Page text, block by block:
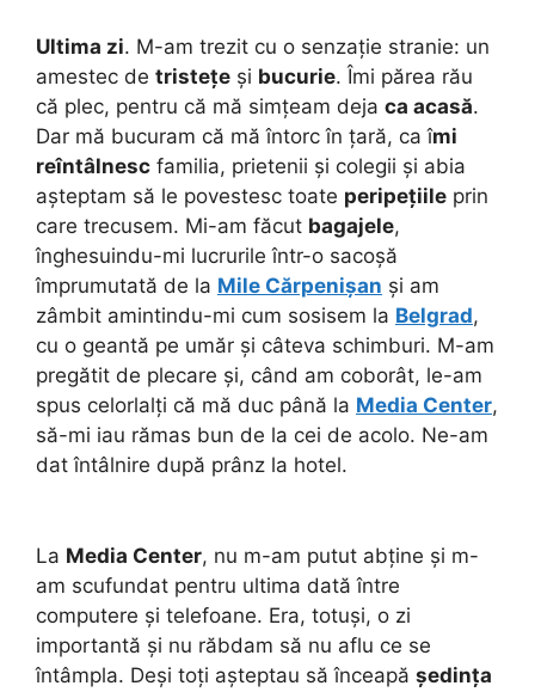
Ultima zi. M-am trezit cu o senzație stranie: un
amestec de tristețe și bucurie. Îmi părea rău
că plec, pentru că mă simțeam deja ca acasă.
Dar mă bucuram că mă întorc în țară, ca îmi
reîntâlnesc familia, prietenii și colegii și abia
așteptam să le povestesc toate peripețiile prin
care trecusem. Mi-am făcut bagajele,
înghesuindu-mi lucrurile într-o sacoșă
împrumutată de la Mile Cărpenișan și am
zâmbit amintindu-mi cum sosisem la Belgrad,
cu o geantă pe umăr și câteva schimburi. M-am
pregătit de plecare și, când am coborât, le-am
spus celorlalți că mă duc până la Media Center,
să-mi iau rămas bun de la cei de acolo. Ne-am
dat întâlnire după prânz la hotel.
La Media Center, nu m-am putut abține și m-
am scufundat pentru ultima dată între
computere și telefoane. Era, totuși, o zi
importantă și nu răbdam să nu aflu ce se
întâmpla. Deși toți așteptau să înceapă ședința